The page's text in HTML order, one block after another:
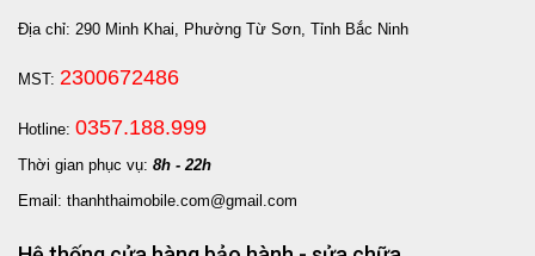
Địa chỉ: 290 Minh Khai, Phường Từ Sơn, Tỉnh Bắc Ninh
MST: 2300672486
Hotline: 0357.188.999
Thời gian phục vụ: 8h - 22h
Email: thanhthaimobile.com@gmail.com